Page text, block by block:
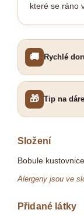
které se ráno
🚚 Rychlé
🎁 Tip na
Složení
Bobule
Alergeny jsou ve
Přidané látky